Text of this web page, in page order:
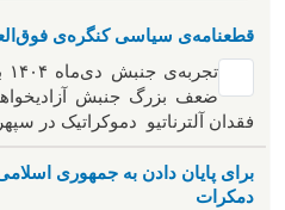
قطعنامه‌ی سیاسی کنگره‌ی
ضعف بزرگ جنبش آزادیخواهانه
فقدان آلترناتیو دموکراتیک در
برای پایان دادن به جمهوری اسلامی
دمکرات